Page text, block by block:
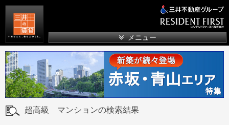
メニュー
超高級 マンションの検索結果